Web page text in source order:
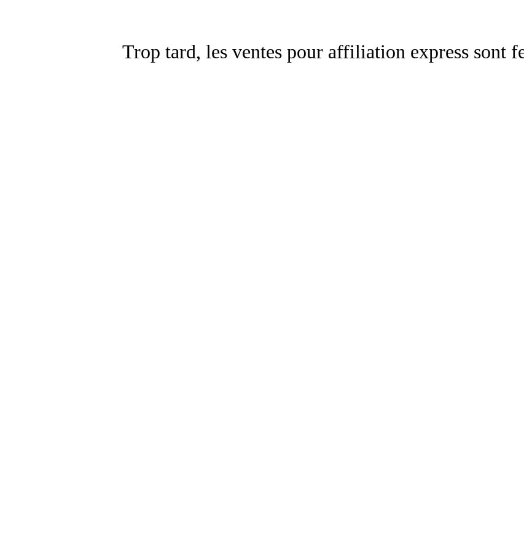
Trop tard, les ventes pour affiliation express sont